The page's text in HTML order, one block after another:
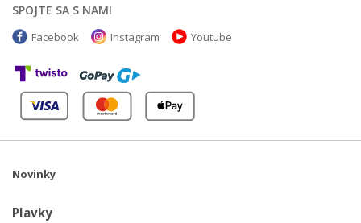
SPOJTE SA S NAMI
Facebook Instagram Youtube
Novinky
Plavky